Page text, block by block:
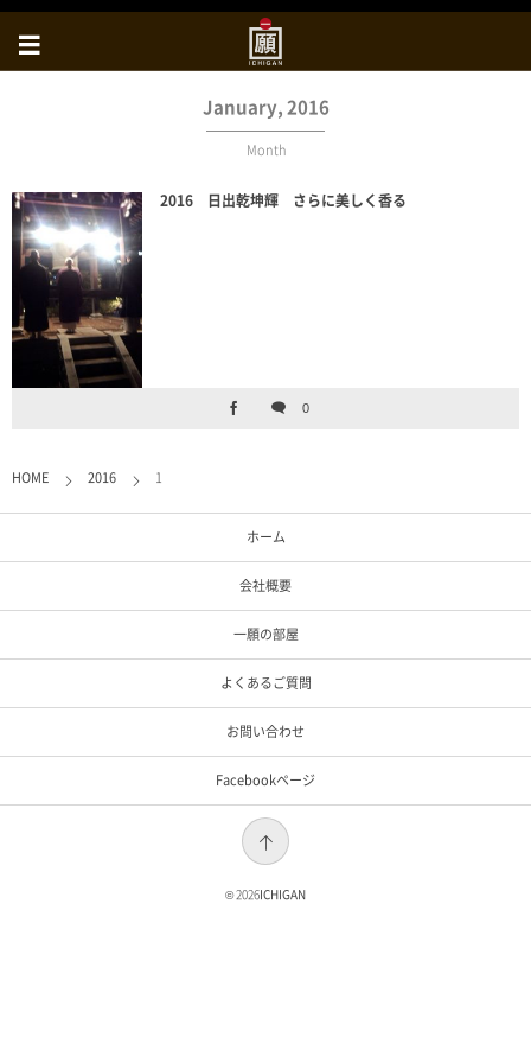
January, 2016
Month
2016 日出乾坤輝 さらに美しく香る
0
HOME 2016 1
ホーム
会社概要
一願の部屋
よくあるご質問
お問い合わせ
Facebookページ
© 2026ICHIGAN